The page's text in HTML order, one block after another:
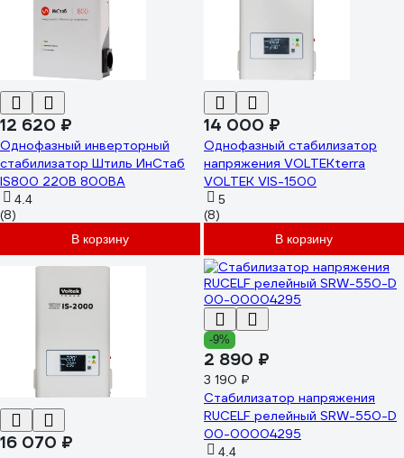
12 620 ₽
Однофазный инверторный
стабилизатор Штиль ИнСтаб
IS800 220В 800ВА
4.4
(8)
В корзину
14 000 ₽
Однофазный стабилизатор
напряжения VOLTEKterra
VOLTEK VIS-1500
5
(8)
В корзину
16 070 ₽
-9%
2 890 ₽
3 190 ₽
Стабилизатор напряжения
RUCELF релейный SRW-550-D
00-00004295
4.4